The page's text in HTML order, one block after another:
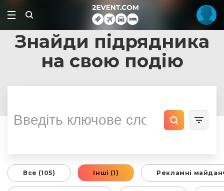
Знайди підрядника
на свою подію
Все (105) Інші (1) Рекламні